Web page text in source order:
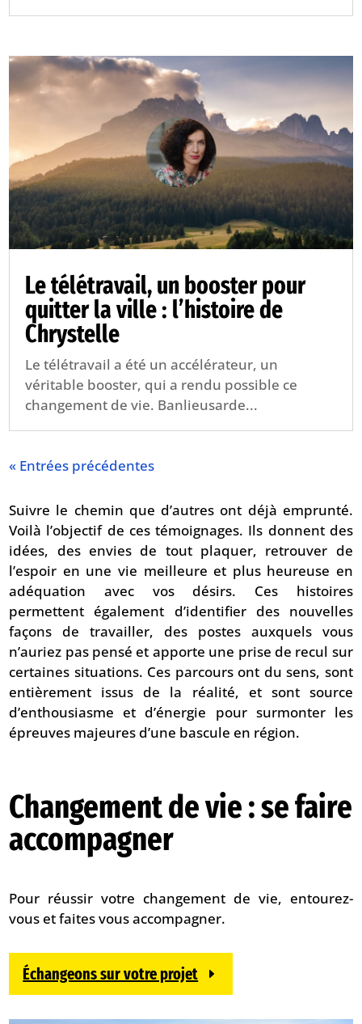
Le télétravail, un booster pour
quitter la ville : l’histoire de
Chrystelle
Le télétravail a été un accélérateur, un
véritable booster, qui a rendu possible ce
changement de vie. Banlieusarde...
« Entrées précédentes
Suivre le chemin que d’autres ont déjà emprunté.
Voilà l’objectif de ces témoignages. Ils donnent des
idées, des envies de tout plaquer, retrouver de
l’espoir en une vie meilleure et plus heureuse en
adéquation avec vos désirs. Ces histoires
permettent également d’identifier des nouvelles
façons de travailler, des postes auxquels vous
n’auriez pas pensé et apporte une prise de recul sur
certaines situations. Ces parcours ont du sens, sont
entièrement issus de la réalité, et sont source
d’enthousiasme et d’énergie pour surmonter les
épreuves majeures d’une bascule en région.
Changement de vie : se faire
accompagner
Pour réussir votre changement de vie, entourez-
vous et faites vous accompagner.
Échangeons sur votre projet